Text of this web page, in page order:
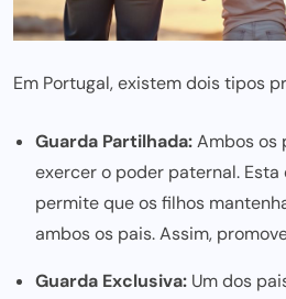
Em Portugal, existem dois tipos
Guarda Partilhada:Ambos os
exercer o poder paternal. Esta
permite que os filhos
ambos os pais. Assim,
Guarda Exclusiva: Um dos